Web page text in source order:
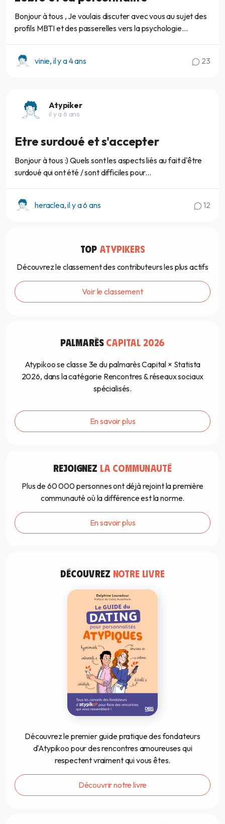
Bonjour à tous , Je voulais discuter avec vous au sujet des
profils MBTI et des passerelles vers la psychologie...
vinie, il y a 4 ans 23
Atypiker
il y a 6 ans
Etre surdoué et s'accepter
Bonjour à tous :) Quels sont les aspects liés au fait d'être
surdoué qui ont été / sont difficiles pour...
heraclea, il y a 6 ans 12
TOP ATYPIKERS
Découvrez le classement des contributeurs les plus actifs
Voir le classement
PALMARÈS CAPITAL 2026
Atypikoo se classe 3e du palmarès Capital × Statista
2026, dans la catégorie Rencontres & réseaux sociaux
spécialisés.
En savoir plus
REJOIGNEZ LA COMMUNAUTÉ
Plus de 60 000 personnes ont déjà rejoint la première
communauté où la différence est la norme.
En savoir plus
DÉCOUVREZ NOTRE LIVRE
Découvrez le premier guide pratique des fondateurs
d'Atypikoo pour des rencontres amoureuses qui
respectent vraiment qui vous êtes.
Découvrir notre livre